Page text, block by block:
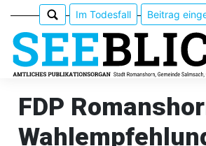
Epaper
Im Todesfall Beitrag
FDP